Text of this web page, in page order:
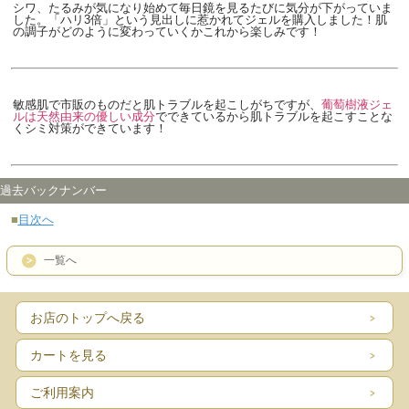
シワ、たるみが気になり始めて毎日鏡を見るたびに気分が下がっていま
した。「ハリ3倍」という見出しに惹かれてジェルを購入しました！肌
の調子がどのように変わっていくかこれから楽しみです！
敏感肌で市販のものだと肌トラブルを起こしがちですが、 葡萄樹液ジェ
ルは天然由来の優しい成分でできているから肌トラブルを起こすことな
くシミ対策ができています！
過去バックナンバー
■ 目次へ
一覧へ
お店のトップへ戻る
カートを見る
ご利用案内